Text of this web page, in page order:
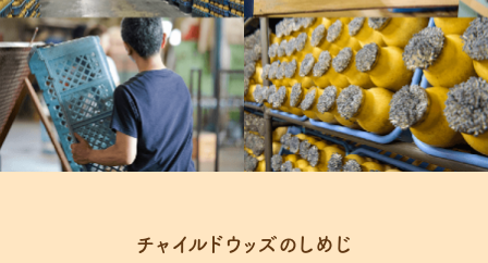
チャイルドウッズのしめじ